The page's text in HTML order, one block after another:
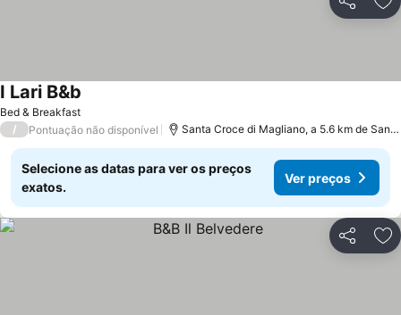
Partilhar
Bed & Breakfast
I Lari B&b
/ Pontuação não disponível Santa Croce di Magliano, a 5.6 km de San Giuliano di Puglia
Selecione as datas para ver os preços
exatos.
Ver preços
Partilhar